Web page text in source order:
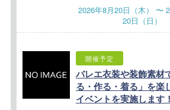
2026年8月20日（木） 〜
20日（日）
開催予定
バレエ衣装や装飾素材
る・作る・着る」を楽
イベントを実施します！